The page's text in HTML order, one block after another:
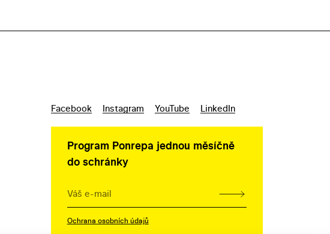
Facebook Instagram YouTube LinkedIn
Program Ponrepa jednou měsíčně
do schránky
Ochrana osobních údajů